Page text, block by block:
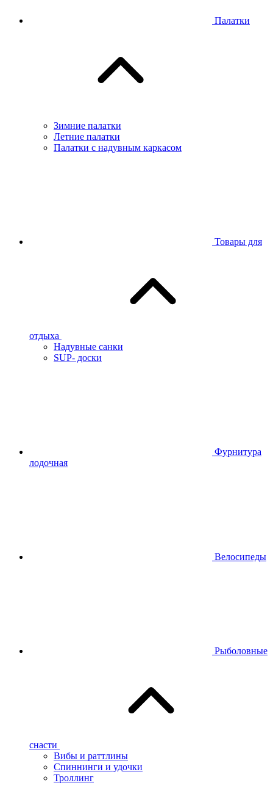
Палатки
Зимние палатки
Летние палатки
Палатки с надувным каркасом
Товары для
отдыха
Надувные санки
SUP- доски
Фурнитура
лодочная
Велосипеды
Рыболовные
снасти
Вибы и раттлины
Спиннинги и удочки
Троллинг